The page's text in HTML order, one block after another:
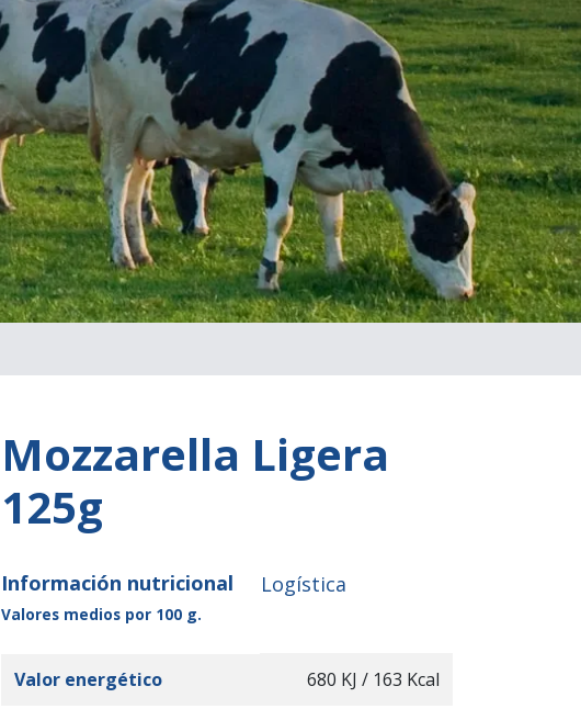
Mozzarella Ligera
125g
Información nutricional
Valores medios por 100 g.
Logística
Valor energético 680 KJ / 163 Kcal